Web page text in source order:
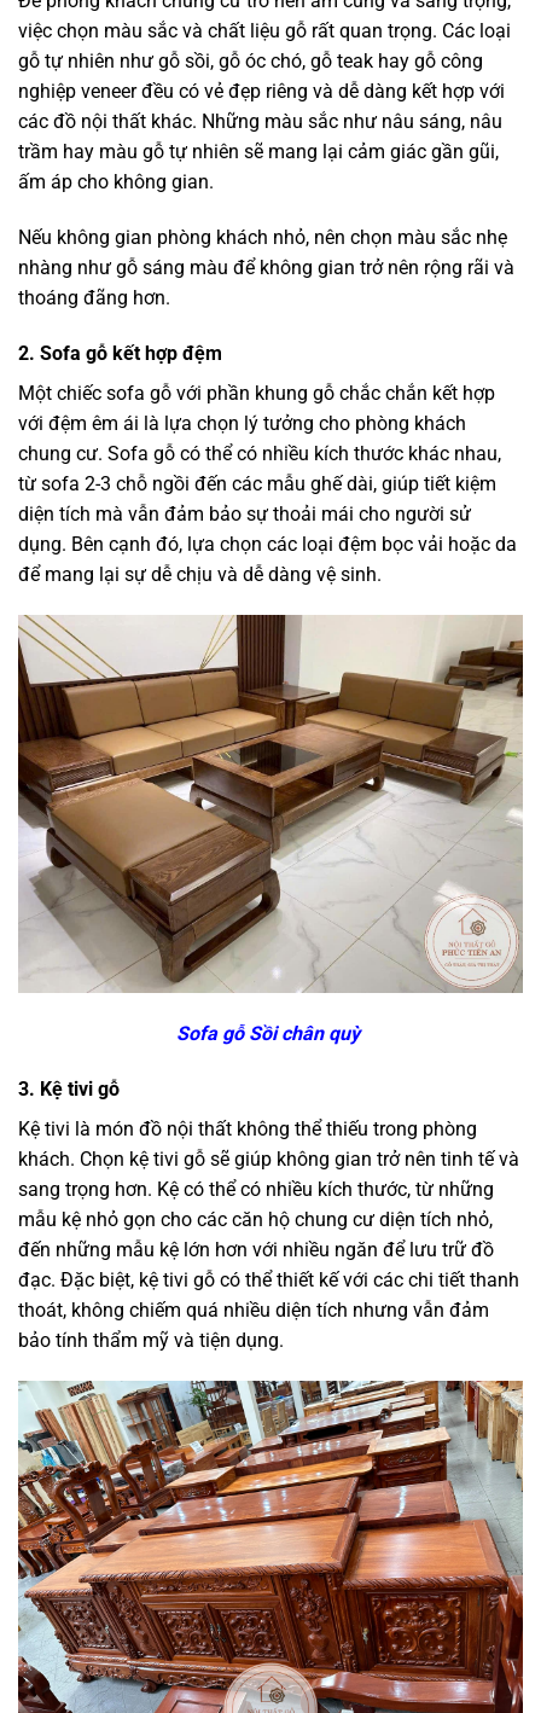
việc chọn màu sắc và chất liệu gỗ rất quan trọng. Các loại
gỗ tự nhiên như gỗ sồi, gỗ óc chó, gỗ teak hay gỗ công
nghiệp veneer đều có vẻ đẹp riêng và dễ dàng kết hợp với
các đồ nội thất khác. Những màu sắc như nâu sáng, nâu
trầm hay màu gỗ tự nhiên sẽ mang lại cảm giác gần gũi,
ấm áp cho không gian.
Nếu không gian phòng khách nhỏ, nên chọn màu sắc nhẹ
nhàng như gỗ sáng màu để không gian trở nên rộng rãi và
thoáng đãng hơn.
2. Sofa gỗ kết hợp đệm
Một chiếc sofa gỗ với phần khung gỗ chắc chắn kết hợp
với đệm êm ái là lựa chọn lý tưởng cho phòng khách
chung cư. Sofa gỗ có thể có nhiều kích thước khác nhau,
từ sofa 2-3 chỗ ngồi đến các mẫu ghế dài, giúp tiết kiệm
diện tích mà vẫn đảm bảo sự thoải mái cho người sử
dụng. Bên cạnh đó, lựa chọn các loại đệm bọc vải hoặc da
để mang lại sự dễ chịu và dễ dàng vệ sinh.
Sofa gỗ Sồi chân quỳ
3. Kệ tivi gỗ
Kệ tivi là món đồ nội thất không thể thiếu trong phòng
khách. Chọn kệ tivi gỗ sẽ giúp không gian trở nên tinh tế và
sang trọng hơn. Kệ có thể có nhiều kích thước, từ những
mẫu kệ nhỏ gọn cho các căn hộ chung cư diện tích nhỏ,
đến những mẫu kệ lớn hơn với nhiều ngăn để lưu trữ đồ
đạc. Đặc biệt, kệ tivi gỗ có thể thiết kế với các chi tiết thanh
thoát, không chiếm quá nhiều diện tích nhưng vẫn đảm
bảo tính thẩm mỹ và tiện dụng.